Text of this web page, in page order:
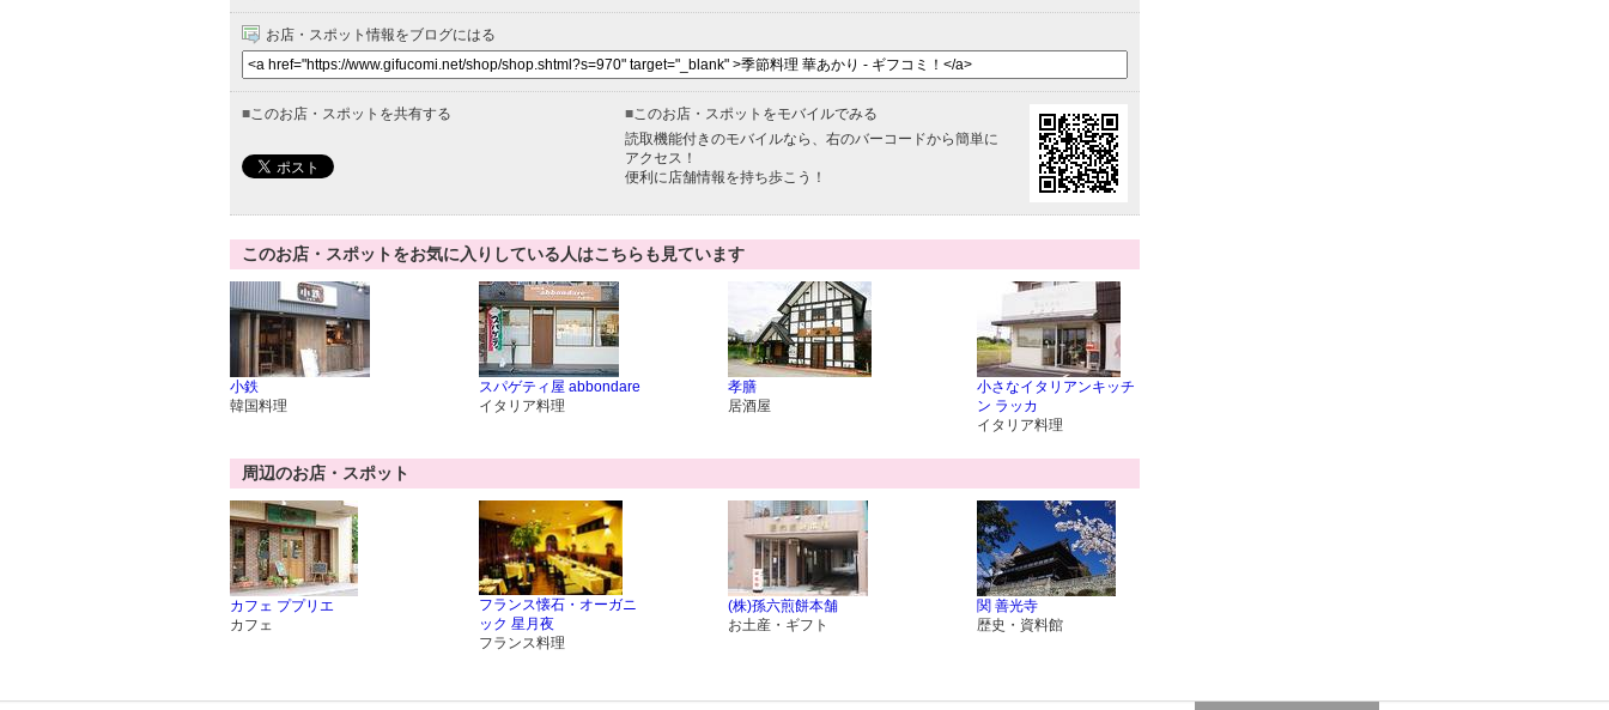
お店・スポット情報をブログにはる
■このお店・スポットを共有する ■このお店・スポットをモバイルでみる
読取機能付きのモバイルなら、右のバーコードから簡単に
アクセス！
便利に店舗情報を持ち歩こう！
このお店・スポットをお気に入りしている人はこちらも見ています
小鉄
韓国料理
スパゲティ屋 abbondare
イタリア料理
孝膳
居酒屋
小さなイタリアンキッチ
ン ラッカ
イタリア料理
周辺のお店・スポット
カフェ ププリエ
カフェ
フランス懐石・オーガニ
ック 星月夜
フランス料理
(株)孫六煎餅本舗
お土産・ギフト
関 善光寺
歴史・資料館